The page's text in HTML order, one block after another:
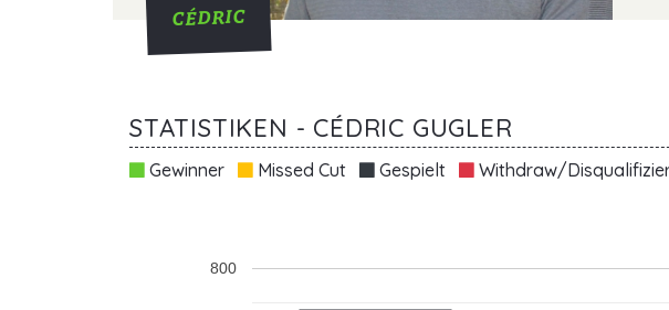
CÉDRIC
STATISTIKEN - CÉDRIC GUGLER
Gewinner Missed Cut Gespielt Withdraw/
800